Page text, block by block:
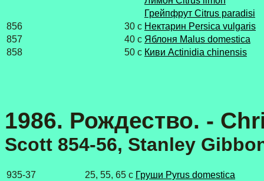
Грейпфрут Citrus paradisi
856
30 с Нектарин Persica vulgaris
857
40 с Яблоня Malus domestica
858
50 с Киви Actinidia chinensis
1986. Рождество. -
Scott 854-56, Stanley
935-37 25, 55, 65 с Груши Pyrus domestica